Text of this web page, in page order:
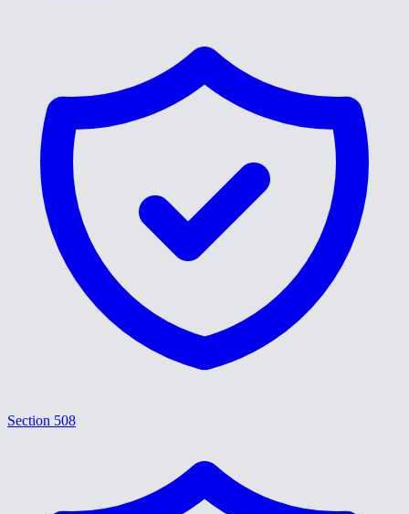
Section 508